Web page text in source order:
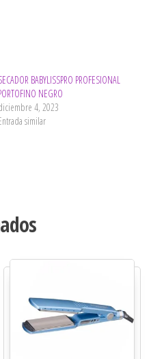
BABYLISSPRO PROFESIONAL
NEGRO
4, 2023
similar